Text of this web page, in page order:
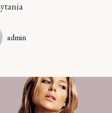
admin